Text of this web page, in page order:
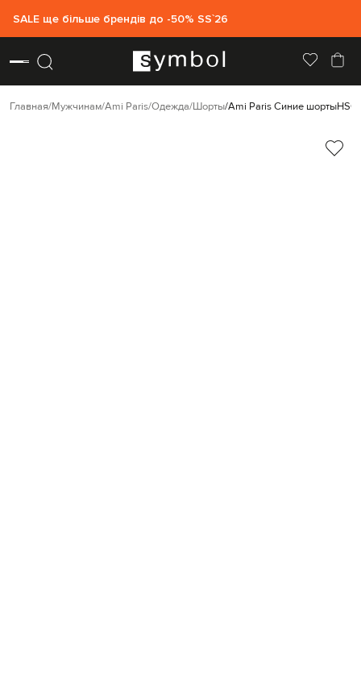
SALE ще більше брендів до -50% SS`26
Главная Мужчинам Ami Paris Одежда Шорты Ami Paris Синие шорты